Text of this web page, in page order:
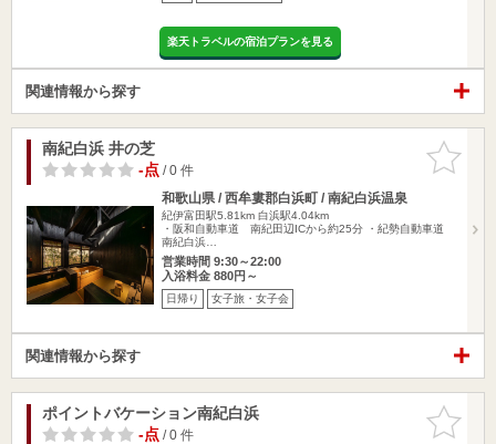
楽天トラベルの宿泊プランを見る
関連情報から探す
お気に入
りに追加
南紀白浜 井の芝
-点/ 0 件
和歌山県 / 西牟婁郡白浜町 / 南紀白浜温泉
紀伊富田駅5.81km 白浜駅4.04km
・阪和自動車道 南紀田辺ICから約25分 ・紀勢自動車道
南紀白浜…
営業時間 9:30～22:00
入浴料金 880円～
日帰り 女子旅・女子会
関連情報から探す
お気に入
りに追加
ポイントバケーション南紀白浜
-点/ 0 件